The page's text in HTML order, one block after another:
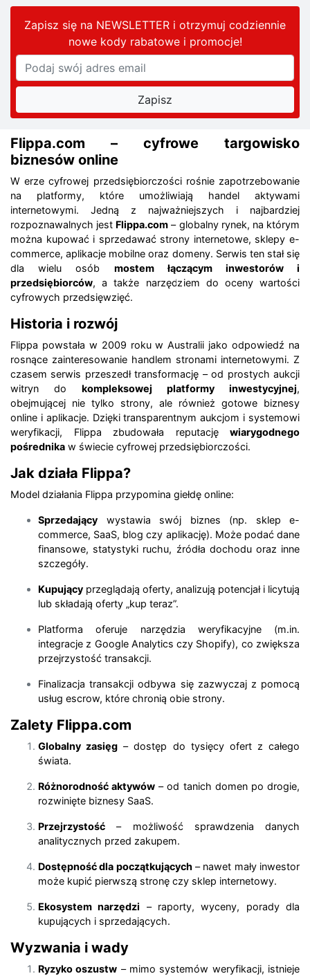
Zapisz się na NEWSLETTER i otrzymuj codziennie
nowe kody rabatowei promocje!
Flippa.com – cyfrowe targowisko
biznesów online
W erze cyfrowej przedsiębiorczości rośnie zapotrzebowanie
na platformy, które umożliwiają handel aktywami
internetowymi. Jedną z najważniejszych i najbardziej
rozpoznawalnych jest Flippa.com – globalny rynek, na którym
można kupować i sprzedawać strony internetowe, sklepy e-
commerce, aplikacje mobilne oraz domeny. Serwis ten stał się
dla wielu osób mostem łączącym inwestorów i
przedsiębiorców, a także narzędziem do oceny wartości
cyfrowych przedsięwzięć.
Historia i rozwój
Flippa powstała w 2009 roku w Australii jako odpowiedź na
rosnące zainteresowanie handlem stronami internetowymi. Z
czasem serwis przeszedł transformację – od prostych aukcji
witryn do kompleksowej platformy inwestycyjnej,
obejmującej nie tylko strony, ale również gotowe biznesy
online i aplikacje. Dzięki transparentnym aukcjom i systemowi
weryfikacji, Flippa zbudowała reputację wiarygodnego
pośrednika w świecie cyfrowej przedsiębiorczości.
Jak działa Flippa?
Model działania Flippa przypomina giełdę online:
Sprzedający wystawia swój biznes (np. sklep e-
commerce, SaaS, blog czy aplikację). Może podać dane
finansowe, statystyki ruchu, źródła dochodu oraz inne
szczegóły.
Kupujący przeglądają oferty, analizują potencjał i licytują
lub składają oferty „kup teraz”.
Platforma oferuje narzędzia weryfikacyjne (m.in.
integracje z Google Analytics czy Shopify), co zwiększa
przejrzystość transakcji.
Finalizacja transakcji odbywa się zazwyczaj z pomocą
usług escrow, które chronią obie strony.
Zalety Flippa.com
Globalny zasięg – dostęp do tysięcy ofert z całego
świata.
Różnorodność aktywów – od tanich domen po drogie,
rozwinięte biznesy SaaS.
Przejrzystość – możliwość sprawdzenia danych
analitycznych przed zakupem.
Dostępność dla początkujących– nawet mały inwestor
może kupić pierwszą stronę czy sklep internetowy.
Ekosystem narzędzi – raporty, wyceny, porady dla
kupujących i sprzedających.
Wyzwania i wady
Ryzyko oszustw – mimo systemów weryfikacji, istnieje